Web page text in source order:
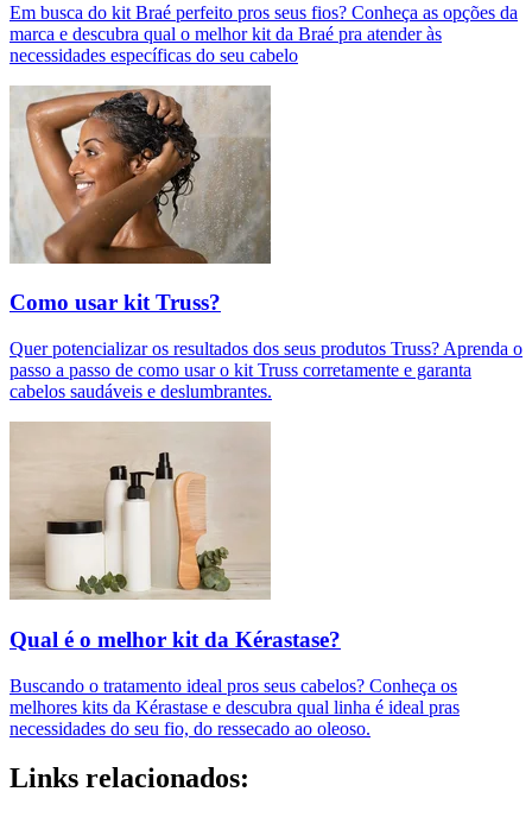
Em busca do kit Braé perfeito pros seus fios? Conheça as opções da
marca e descubra qual o melhor kit da Braé pra atender às
necessidades específicas do seu cabelo
Como usar kit Truss?
Quer potencializar os resultados dos seus produtos Truss? Aprenda o
passo a passo de como usar o kit Truss corretamente e garanta
cabelos saudáveis e deslumbrantes.
Qual é o melhor kit da Kérastase?
Buscando o tratamento ideal pros seus cabelos? Conheça os
melhores kits da Kérastase e descubra qual linha é ideal pras
necessidades do seu fio, do ressecado ao oleoso.
Links relacionados: